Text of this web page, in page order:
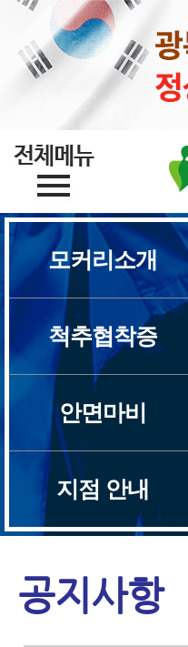
모커리소개
척추협착증
안면마비
지점 안내
공지사항
모커리소개
브랜드스토리
의료진소개
설립자 인사말
지점소개